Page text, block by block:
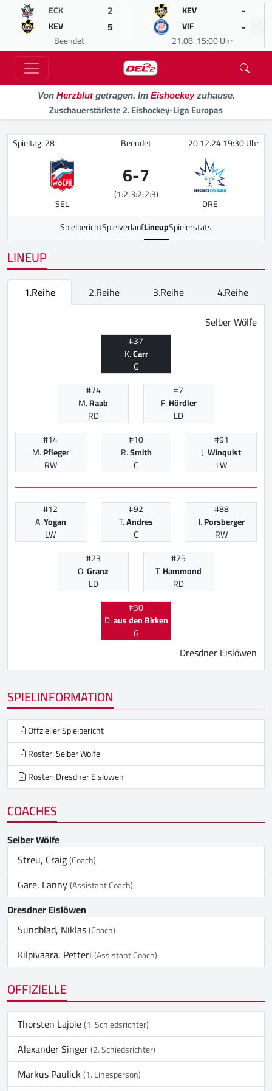
ECK 2
KEV 5
Beendet
KEV -
VIF -
21.08. 15:00 Uhr
Von Herzblutgetragen. Im Eishockeyzuhause.
Zuschauerstärkste 2. Eishockey-Liga Europas
Spieltag: 28 Beendet 20.12.24 19:30 Uhr
SEL
6-7
(1:2;3:2;2:3)
DRE
SpielberichtSpielverlaufLineupSpielerstats
LINEUP
1.Reihe 2.Reihe 3.Reihe
4.Reihe
Selber Wölfe
#37
K.Carr
G
#74
M.Raab
RD
#7
F.Hördler
LD
#14
M.Pfleger
RW
#10
R.Smith
C
#91
J.Winquist
LW
#12
A.Yogan
LW
#92
T.Andres
C
#88
J.Porsberger
RW
#23
O.Granz
LD
#25
T.Hammond
RD
#30
D.aus den Birken
G
Dresdner Eislöwen
SPIELINFORMATION
Offzieller Spielbericht
Roster: Selber Wölfe
Roster: Dresdner Eislöwen
COACHES
Selber Wölfe
Streu, Craig(Coach)
Gare, Lanny(Assistant Coach)
Dresdner Eislöwen
Sundblad, Niklas(Coach)
Kilpivaara, Petteri(Assistant Coach)
OFFIZIELLE
Thorsten Lajoie(1. Schiedsrichter)
Alexander Singer(2. Schiedsrichter)
Markus Paulick(1. Linesperson)